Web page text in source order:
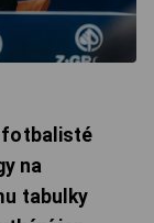
fotbalisté
na
tabulky